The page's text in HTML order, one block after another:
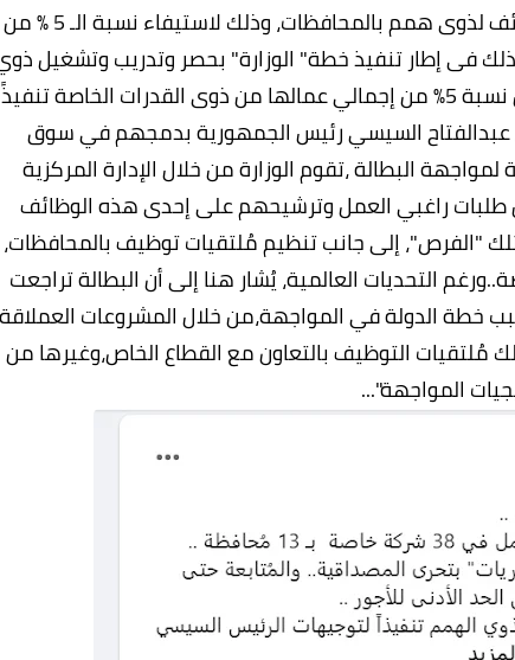
وجاء في البيان أن النشرة تضم مجموعة من الوظائف لذوى همم بالمحافظات، وذلك لاستيفاء نسبة الـ 5 % من
فى إطار تنفيذ خطة" الوزارة" بحصر وتدريب وتشغيل
الهمم خلال الفترة الحالية ، وإلزام المنشآت بتشغيل نسبة 5% من إجمالي عمالها من ذوى القدرات الخاصة
،ولتوجيهات الرئيس عبدالفتاح السيسي رئيس الجمهورية بدمجهم في سوق
البطالة ،تقوم الوزارة من خلال الإدارة المركزية
طلبات راغبي العمل وترشيحهم على إحدى هذه الوظائف
"الفرص"، إلى جانب تنظيم مُلتقيات توظيف بالمحافظات،
التحديات العالمية، يُشار هنا إلى أن البطالة تراجعت
13% عام 2014،إلى 7% الأن ،بسبب خطة الدولة في المواجهة،من خلال المشروعات العملاقة
مُلتقيات التوظيف بالتعاون مع القطاع الخاص،وغيرها من
المواجهة"...